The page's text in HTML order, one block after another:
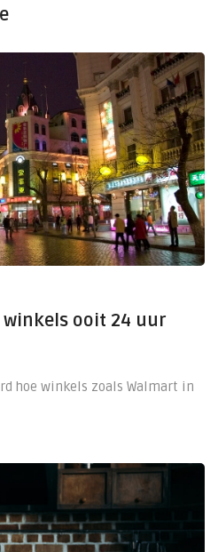
ooit 24 uur
hoe winkels zoals Walmart in